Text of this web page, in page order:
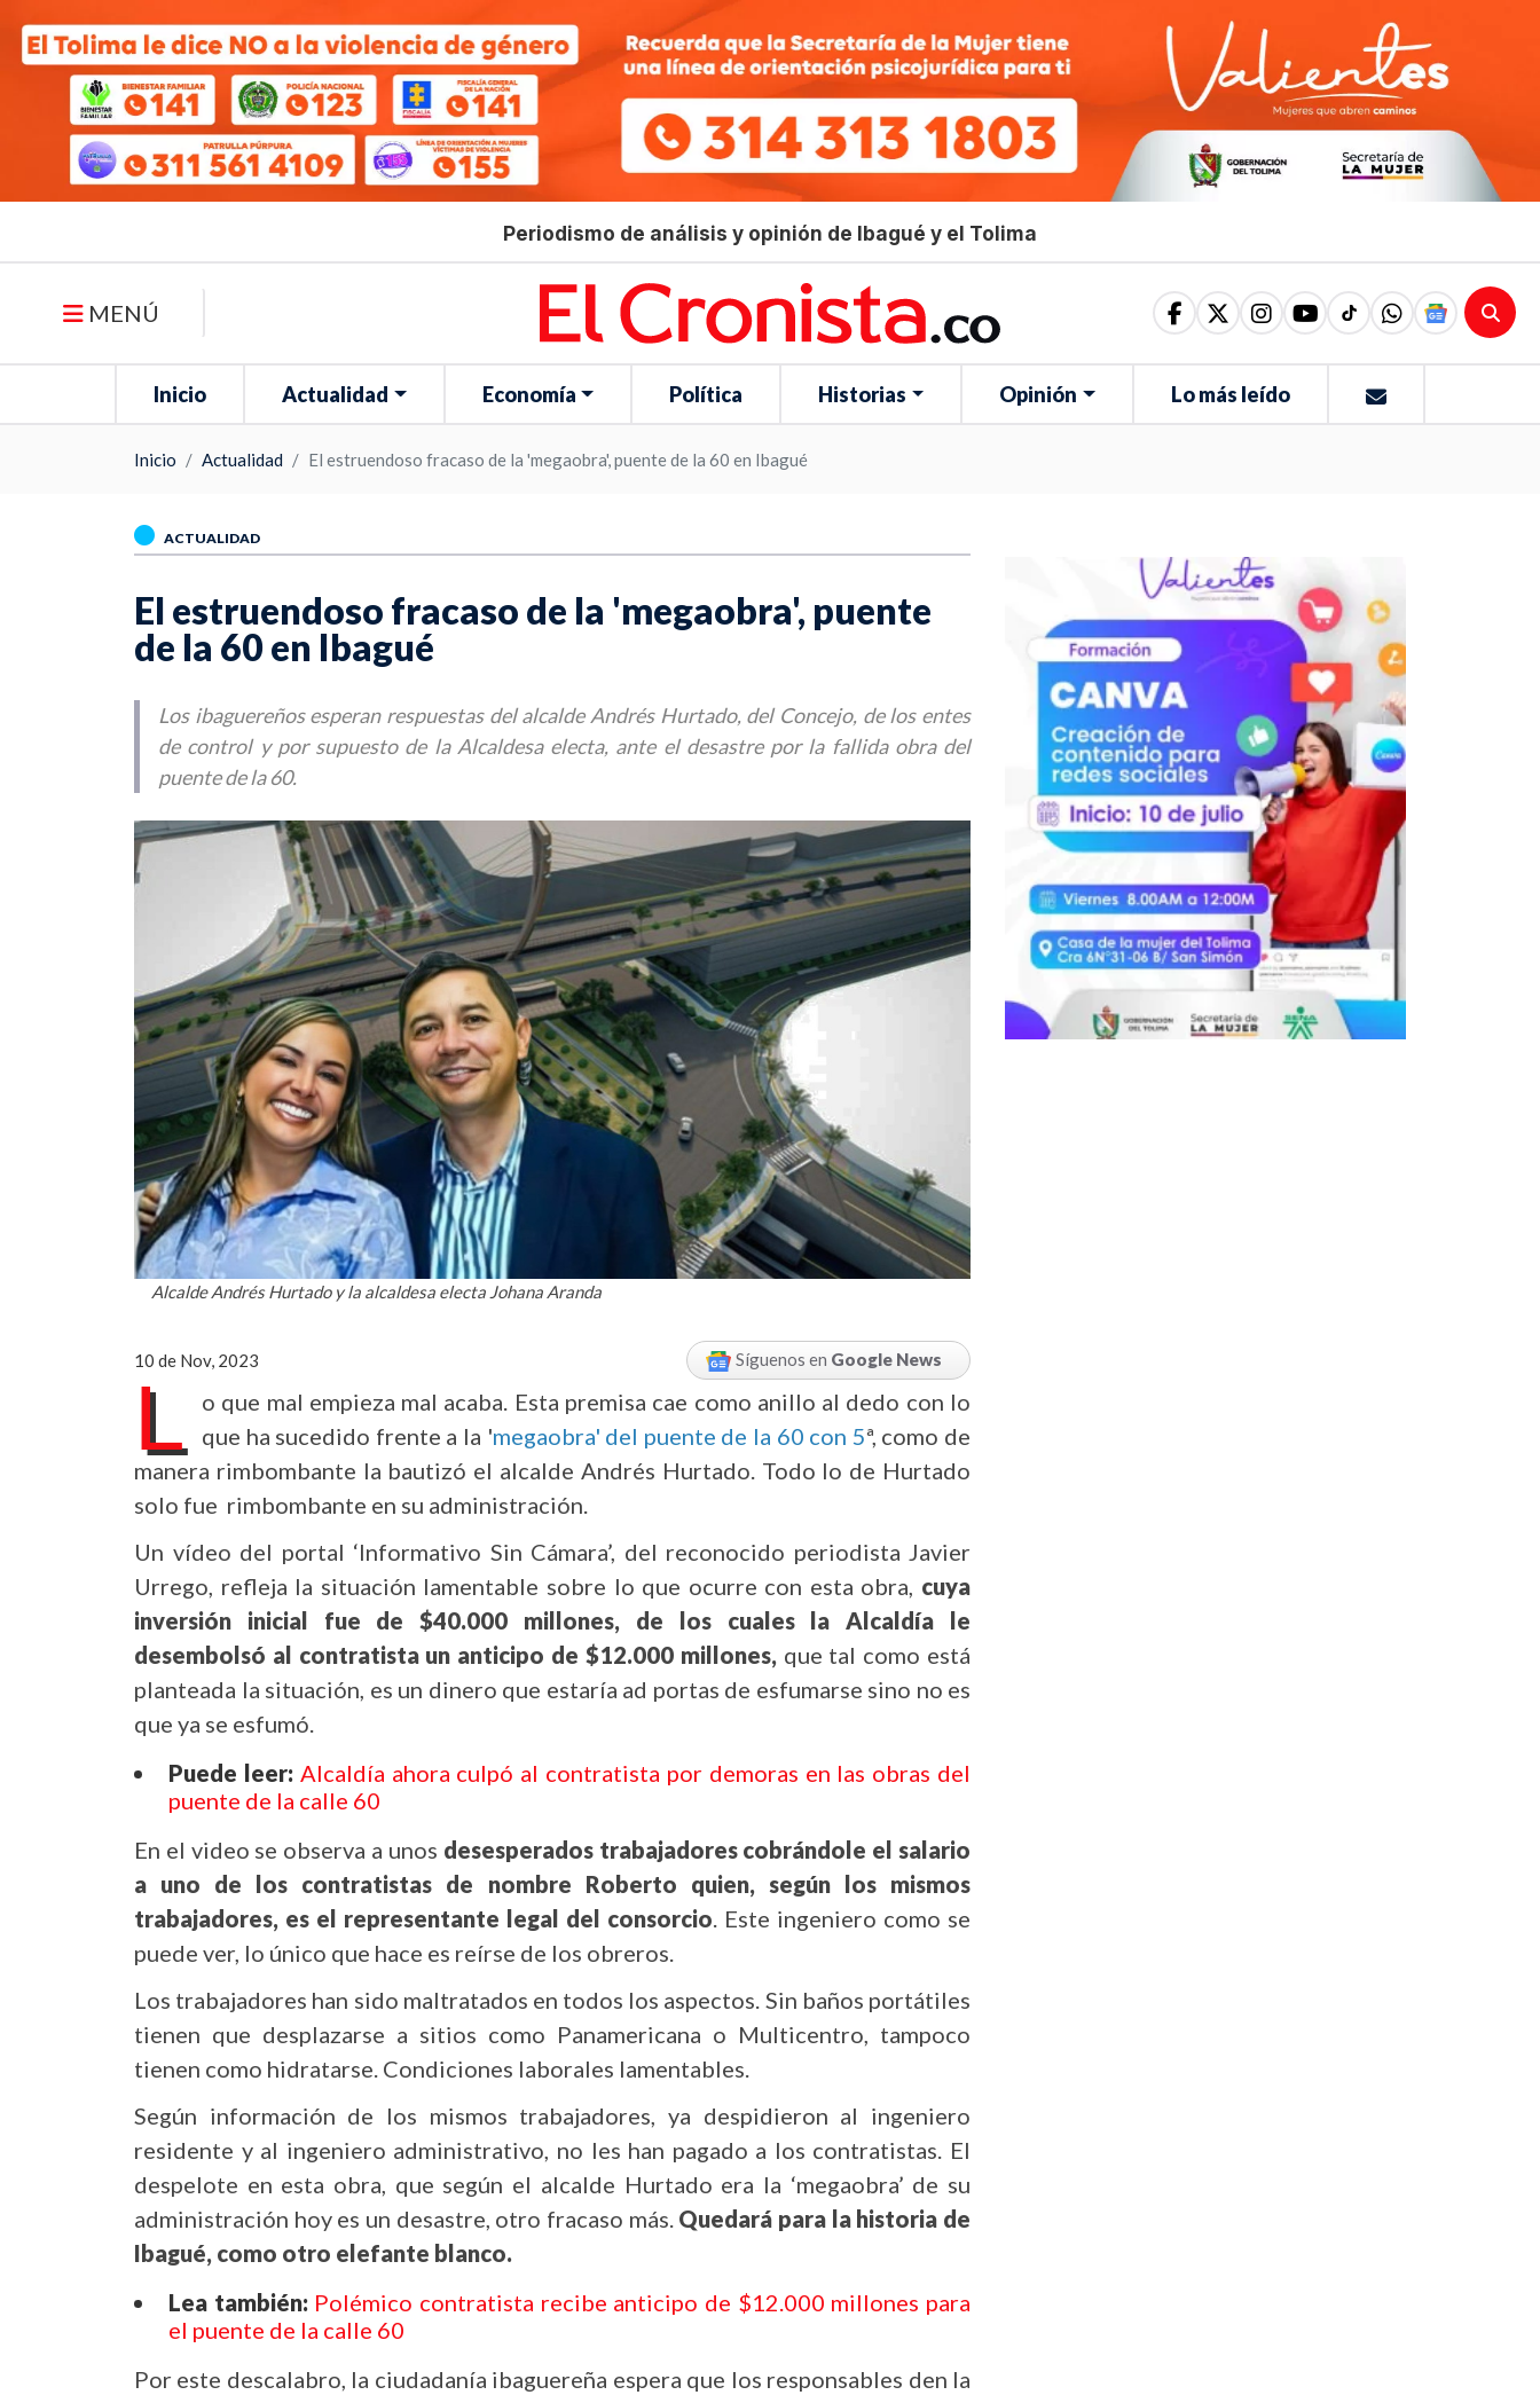
Periodismo de análisis y opinión de Ibagué y el Tolima
MENÚ
Inicio Actualidad Economía Política Historias Opinión Lo más leído
Inicio Actualidad El estruendoso fracaso de la 'megaobra', puente de la 60 en Ibagué
ACTUALIDAD
El estruendoso fracaso de la 'megaobra', puente
de la 60 en Ibagué
Los ibaguereños esperan respuestas del alcalde Andrés Hurtado, del Concejo, de los entes
de control y por supuesto de la Alcaldesa electa, ante el desastre por la fallida obra del
puente de la 60.
Alcalde Andrés Hurtado y la alcaldesa electa Johana Aranda
10 de Nov, 2023 Síguenos en Google News
L
o que mal empieza mal acaba. Esta premisa cae como anillo al dedo con lo
que ha sucedido frente a la 'megaobra' del puente de la 60 con 5ª, como de
manera rimbombante la bautizó el alcalde Andrés Hurtado. Todo lo de Hurtado
solo fue rimbombante en su administración.
Un vídeo del portal ‘Informativo Sin Cámara’, del reconocido periodista Javier
Urrego, refleja la situación lamentable sobre lo que ocurre con esta obra, cuya
inversión inicial fue de $40.000 millones, de los cuales la Alcaldía le
desembolsó al contratista un anticipo de $12.000 millones, que tal como está
planteada la situación, es un dinero que estaría ad portas de esfumarse sino no es
que ya se esfumó.
Puede leer: Alcaldía ahora culpó al contratista por demoras en las obras del
puente de la calle 60
En el video se observa a unos desesperados trabajadores cobrándole el salario
a uno de los contratistas de nombre Roberto quien, según los mismos
trabajadores, es el representante legal del consorcio. Este ingeniero como se
puede ver, lo único que hace es reírse de los obreros.
Los trabajadores han sido maltratados en todos los aspectos. Sin baños portátiles
tienen que desplazarse a sitios como Panamericana o Multicentro, tampoco
tienen como hidratarse. Condiciones laborales lamentables.
Según información de los mismos trabajadores, ya despidieron al ingeniero
residente y al ingeniero administrativo, no les han pagado a los contratistas. El
despelote en esta obra, que según el alcalde Hurtado era la ‘megaobra’ de su
administración hoy es un desastre, otro fracaso más. Quedará para la historia de
Ibagué, como otro elefante blanco.
Lea también: Polémico contratista recibe anticipo de $12.000 millones para
el puente de la calle 60
Por este descalabro, la ciudadanía ibaguereña espera que los responsables den la